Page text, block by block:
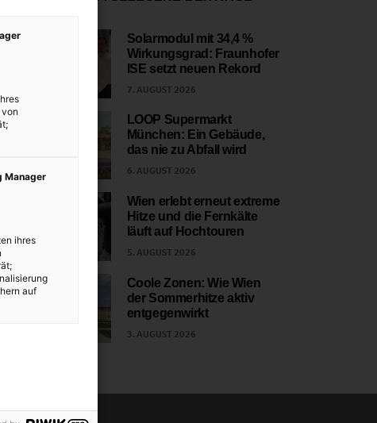
Solarmodul mit 34,4 %
Wirkungsgrad: Fraunhofer
ISE setzt neuen Rekord
7. AUGUST 2026
LOOP Supermarkt
München: Ein Gebäude,
das nie zu Abfall wird
6. AUGUST 2026
Wien erlebt erneut extreme
Hitze und die Fernkälte
läuft auf Hochtouren
5. AUGUST 2026
Coole Zonen: Wie Wien
der Sommerhitze aktiv
entgegenwirkt
3. AUGUST 2026
Manager
ihres
auf